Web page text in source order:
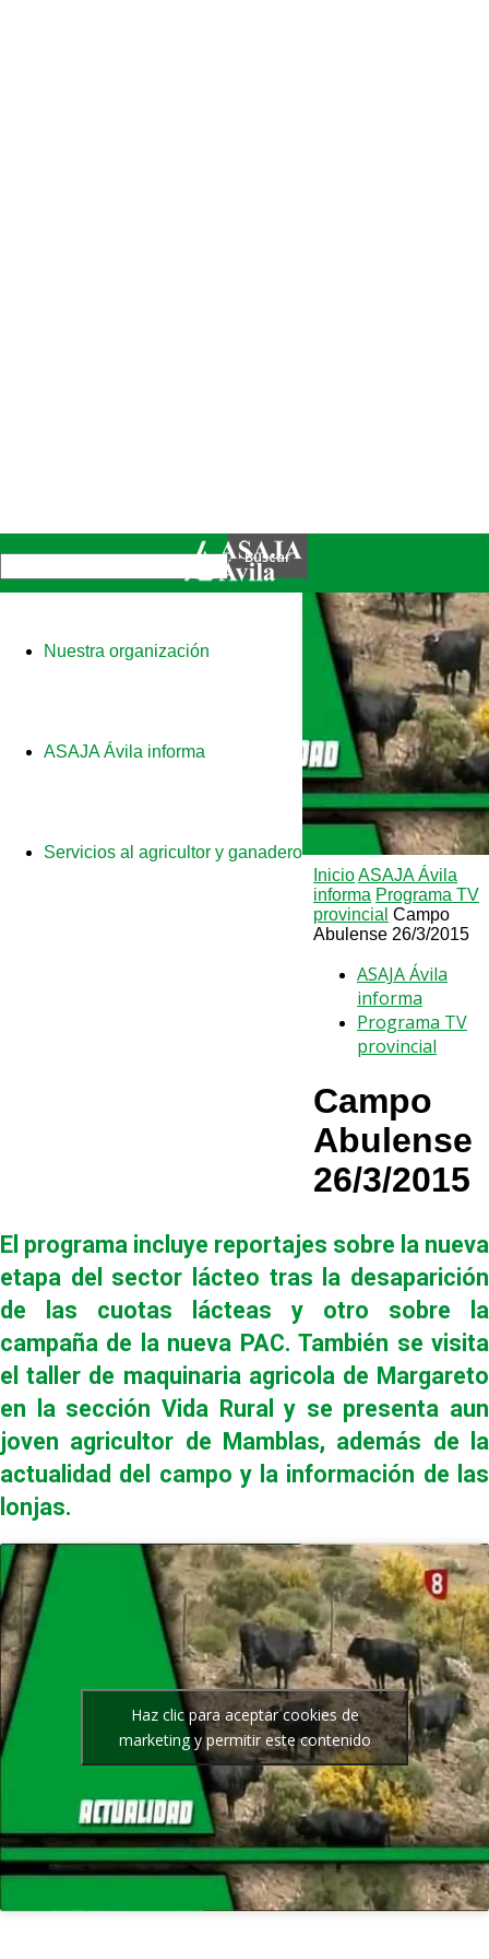
Nuestra organización
ASAJA Ávila informa
Servicios al agricultor y ganadero
InicioASAJA Ávila
informa Programa TV
provincial Campo
Abulense 26/3/2015
ASAJA Ávila
informa
Programa TV
provincial
Campo
Abulense
26/3/2015
El programa incluye reportajes sobre la nueva
etapa del sector lácteo tras la desaparición
de las cuotas lácteas y otro sobre la
campaña de la nueva PAC. También se visita
el taller de maquinaria agricola de Margareto
en la sección Vida Rural y se presenta aun
joven agricultor de Mamblas, además de la
actualidad del campo y la información de las
lonjas.
Haz clic para aceptar cookies de
marketing y permitir este contenido